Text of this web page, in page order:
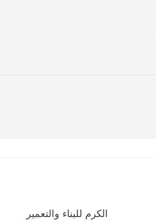
الكرم للبناء والتعمير